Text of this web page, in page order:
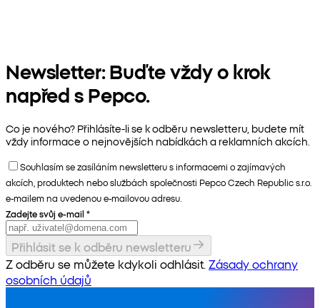
Newsletter: Buďte vždy o krok
napřed s Pepco.
Co je nového? Přihlásíte-li se k odběru newsletteru, budete mít
vždy informace o nejnovějších nabídkách a reklamních akcích.
Souhlasím se zasíláním newsletteru s informacemi o zajímavých
akcích, produktech nebo službách společnosti Pepco Czech Republic s.r.o.
e-mailem na uvedenou e-mailovou adresu.
Zadejte svůj e-mail *
Přihlásit se k odběru newsletteru
Z odběru se můžete kdykoli odhlásit. Zásady ochrany
osobních údajů